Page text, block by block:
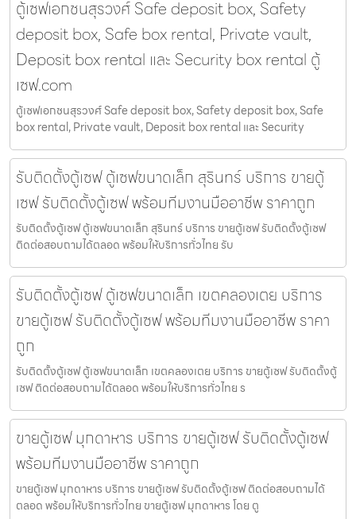
ตู้เซฟเอกชนสุรวงศ์ Safe deposit box, Safety
deposit box, Safe box rental, Private vault,
Deposit box rental และ Security box rental ตู้
เซฟ.com
ตู้เซฟเอกชนสุรวงศ์ Safe deposit box, Safety deposit box, Safe
box rental, Private vault, Deposit box rental และ Security
รับติดตั้งตู้เซฟ ตู้เซฟขนาดเล็ก สุรินทร์ บริการ ขายตู้
เซฟ รับติดตั้งตู้เซฟ พร้อมทีมงานมืออาชีพ ราคาถูก
รับติดตั้งตู้เซฟ ตู้เซฟขนาดเล็ก สุรินทร์ บริการ ขายตู้เซฟ รับติดตั้งตู้เซฟ
ติดต่อสอบถามได้ตลอด พร้อมให้บริการทั่วไทย รับ
รับติดตั้งตู้เซฟ ตู้เซฟขนาดเล็ก เขตคลองเตย บริการ
ขายตู้เซฟ รับติดตั้งตู้เซฟ พร้อมทีมงานมืออาชีพ ราคา
ถูก
รับติดตั้งตู้เซฟ ตู้เซฟขนาดเล็ก เขตคลองเตย บริการ ขายตู้เซฟ รับติดตั้งตู้
เซฟ ติดต่อสอบถามได้ตลอด พร้อมให้บริการทั่วไทย ร
ขายตู้เซฟ มุกดาหาร บริการ ขายตู้เซฟ รับติดตั้งตู้เซฟ
พร้อมทีมงานมืออาชีพ ราคาถูก
ขายตู้เซฟ มุกดาหาร บริการ ขายตู้เซฟ รับติดตั้งตู้เซฟ ติดต่อสอบถามได้
ตลอด พร้อมให้บริการทั่วไทย ขายตู้เซฟ มุกดาหาร โดย ตู